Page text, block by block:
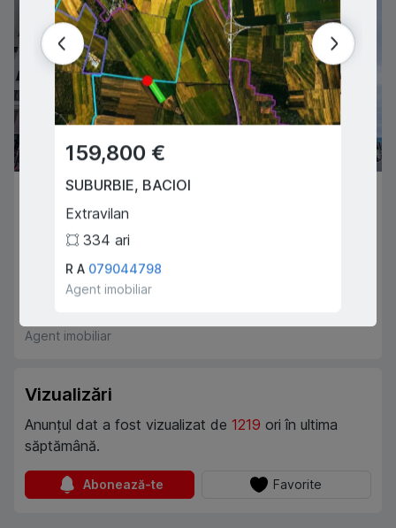
85,000 €
SUBURBIE, DURLEȘTI
Cartușa
1 71 m
Agent imobiliar
Vizualizări
Anunțul dat a fost vizualizat de 1219 ori în ultima
săptămână.
Abonează-te Favorite
159,800 €
SUBURBIE, BACIOI
Extravilan
334 ari
R A 079044798
Agent imobiliar